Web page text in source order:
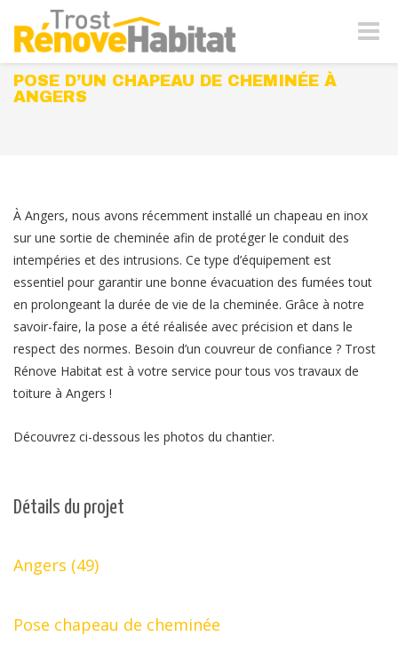
-
POSE D’UN CHAPEAU DE CHEMINÉE À
ANGERS
À Angers, nous avons récemment installé un chapeau en inox
sur une sortie de cheminée afin de protéger le conduit des
intempéries et des intrusions. Ce type d’équipement est
essentiel pour garantir une bonne évacuation des fumées tout
en prolongeant la durée de vie de la cheminée. Grâce à notre
savoir-faire, la pose a été réalisée avec précision et dans le
respect des normes. Besoin d’un couvreur de confiance ? Trost
Rénove Habitat est à votre service pour tous vos travaux de
toiture à Angers !
Découvrez ci-dessous les photos du chantier.
Détails du projet
Angers (49)
Pose chapeau de cheminée